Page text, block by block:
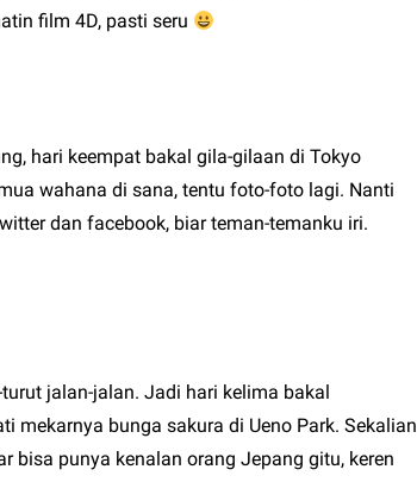
film 4D, pasti seru
hari keempat bakal gila-gilaan di Tokyo
wahana di sana, tentu foto-foto lagi. Nanti
dan facebook, biar teman-temanku iri.
jalan-jalan. Jadi hari kelima bakal
mekarnya bunga sakura di Ueno Park. Sekalian
bisa punya kenalan orang Jepang gitu, keren